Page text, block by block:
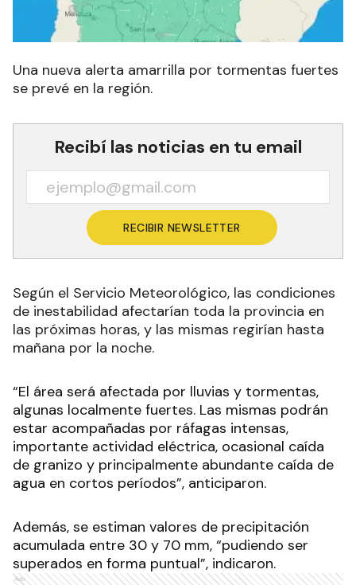
Una nueva alerta amarrilla por tormentas fuertes
se prevé en la región.
Recibí las noticias en tu email
RECIBIR NEWSLETTER
Según el Servicio Meteorológico, las condiciones
de inestabilidad afectarían toda la provincia en
las próximas horas, y las mismas regirían hasta
mañana por la noche.
“El área será afectada por lluvias y tormentas,
algunas localmente fuertes. Las mismas podrán
estar acompañadas por ráfagas intensas,
importante actividad eléctrica, ocasional caída
de granizo y principalmente abundante caída de
agua en cortos períodos”, anticiparon.
Además, se estiman valores de precipitación
acumulada entre 30 y 70 mm, “pudiendo ser
superados en forma puntual”, indicaron.
Ads